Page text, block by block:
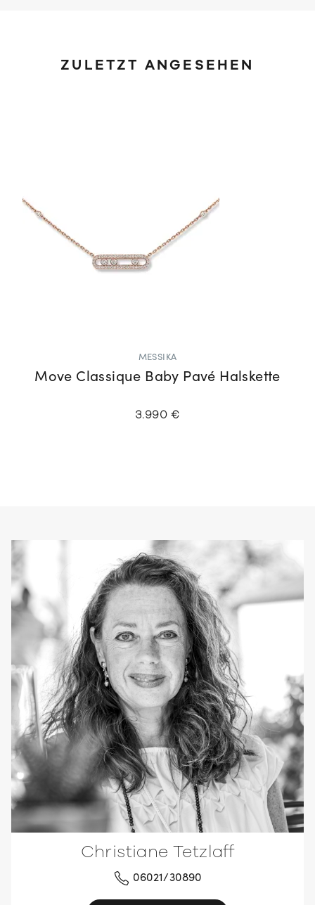
ZULETZT ANGESEHEN
MESSIKA
Move Classique Baby Pavé Halskette
3.990 €
Christiane Tetzlaff
06021/30890